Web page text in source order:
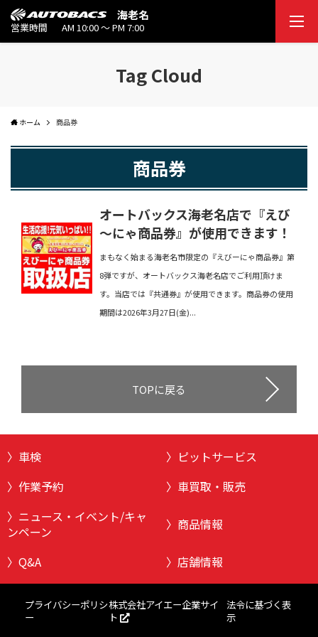
海老名
営業時間 AM 10:00 ～ PM 7:00
Tag Cloud
ホーム 商品券
商品券
オートバックス海老名店で『えび
～にゃ商品券』が使用できます！
まもなく始まる海老名市限定の『えびーにゃ商品券』第
8弾ですが、オートバックス海老名店でご利用頂けま
す。当店では『共通券』が使用できます。商品券の使用
期間は2026年3月27日(金)...
TOPに戻る
車検
ピットサービス
作業予約
車買取・販売
ニュース・イベント/キャ
ンペーン
商品情報
Q&A 店舗情報
プライバシーポリシ
ー
株式会社アイエー企業サイ
ト
法令に基づく表
示